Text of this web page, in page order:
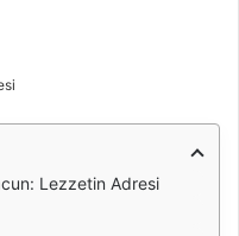
Lezzetin Adresi